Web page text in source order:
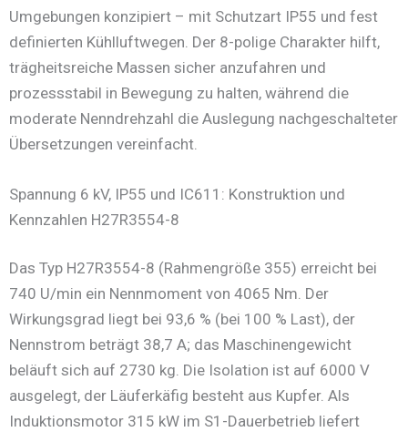
Umgebungen konzipiert – mit Schutzart IP55 und fest
definierten Kühlluftwegen. Der 8-polige Charakter hilft,
trägheitsreiche Massen sicher anzufahren und
prozessstabil in Bewegung zu halten, während die
moderate Nenndrehzahl die Auslegung nachgeschalteter
Übersetzungen vereinfacht.
Spannung 6 kV, IP55 und IC611: Konstruktion und
Kennzahlen H27R3554-8
Das Typ H27R3554-8 (Rahmengröße 355) erreicht bei
740 U/min ein Nennmoment von 4065 Nm. Der
Wirkungsgrad liegt bei 93,6 % (bei 100 % Last), der
Nennstrom beträgt 38,7 A; das Maschinengewicht
beläuft sich auf 2730 kg. Die Isolation ist auf 6000 V
ausgelegt, der Läuferkäfig besteht aus Kupfer. Als
Induktionsmotor 315 kW im S1-Dauerbetrieb liefert